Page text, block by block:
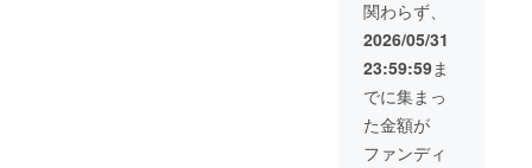
宿した
一木一
木を、
あなた
の守り
とし
て。 限
定150
にメールにてや
り取りを行いま
関わらず、
2026/05/31
23:59:59ま
でに集まっ
た金額が
ファンディ